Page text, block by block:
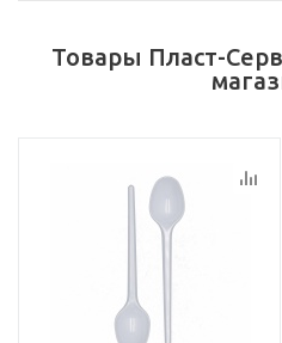
Товары Пласт-